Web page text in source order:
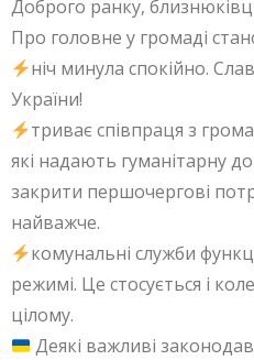
Доброго ранку,
Про головне у громаді
ніч минула спокійно.
України!
триває співпраця з
які надають гуманітарну
закрити першочергові
найважче.
комунальні служби
режимі. Це стосується і
цілому.
Деякі важливі